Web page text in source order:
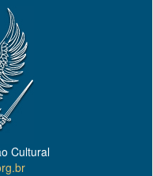
Cultural